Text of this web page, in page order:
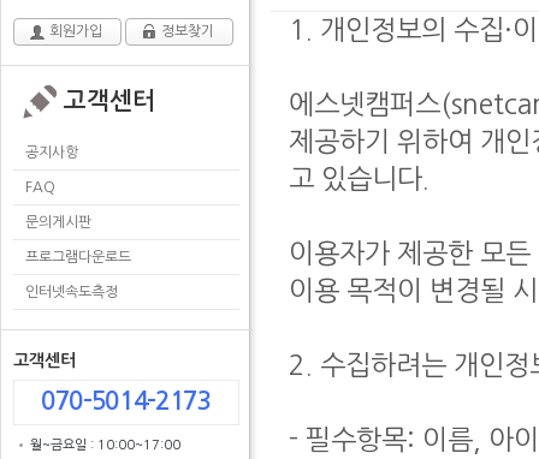
회원가입 정보찾기
고객센터
공지사항
FAQ
문의게시판
프로그램다운로드
인터넷속도측정
고객센터
070-5014-2173
월~금요일 : 10:00~17:00
1. 개인정보의 수집·
에스넷캠퍼스
제공하기 위하여 개
고 있습니다.
이용자가 제공한 모
이용 목적이 변경될
2. 수집하려는 개인정
- 필수항목: 이름, 아